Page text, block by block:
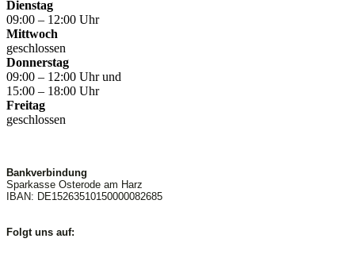
Dienstag
09:00 – 12:00 Uhr
Mittwoch
geschlossen
Donnerstag
09:00 – 12:00 Uhr und
15:00 – 18:00 Uhr
Freitag
geschlossen
Bankverbindung
Sparkasse Osterode am Harz
IBAN: DE15263510150000082685
Folgt uns auf: